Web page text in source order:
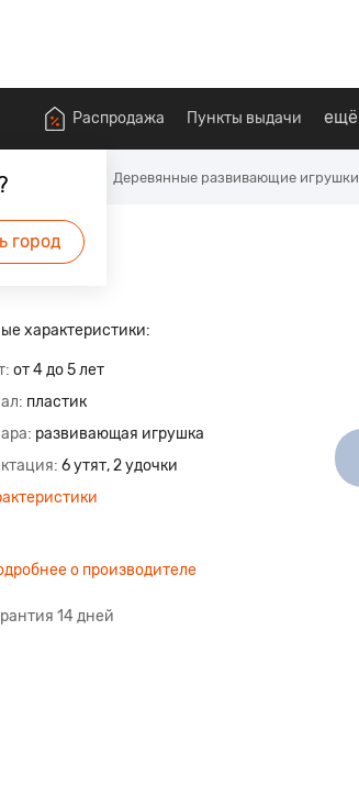
город
Распродажа Пункты выдачи ещё
игрушки Деревянные развивающие игрушки
характеристики:
от 4 до 5 лет
пластик
развивающая игрушка
6 утят, 2 удочки
о производителе
14 дней